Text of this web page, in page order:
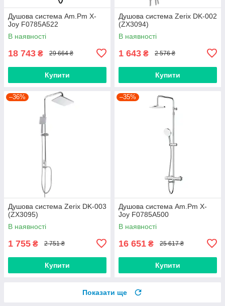
Душова система Am.Pm X-
Joy F0785A522
В наявності
18 743 ₴ 29 664 ₴
Купити
Душова система Zerix DK-002
(ZX3094)
В наявності
1 643 ₴ 2 576 ₴
Купити
–36%
Душова система Zerix DK-003
(ZX3095)
В наявності
1 755 ₴ 2 751 ₴
Купити
–35%
Душова система Am.Pm X-
Joy F0785A500
В наявності
16 651 ₴ 25 617 ₴
Купити
Показати ще